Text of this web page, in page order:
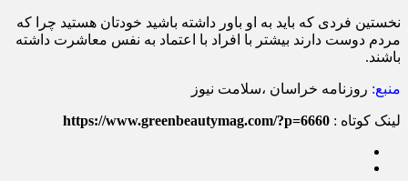
نخستین فردی که باید به او باور داشته باشید خودتان هستید چرا که
مردم دوست دارند بیشتر با افراد با اعتماد به نفس معاشرت داشته
باشند.
منبع: روزنامه خراسان ،سلامت نیوز
لینک کوتاه : https://www.greenbeautymag.com/?p=6660